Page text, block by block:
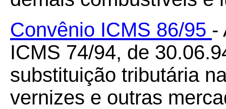
Convênio ICMS 86/95 -
ICMS 74/94, de
substituição tributária
vernizes e outras